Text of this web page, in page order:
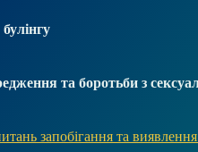
та боротьби з
запобігання та виявлення